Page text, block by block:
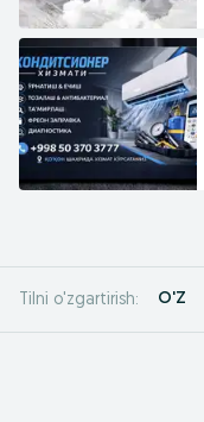
Tilni o'zgartirish: O'Z